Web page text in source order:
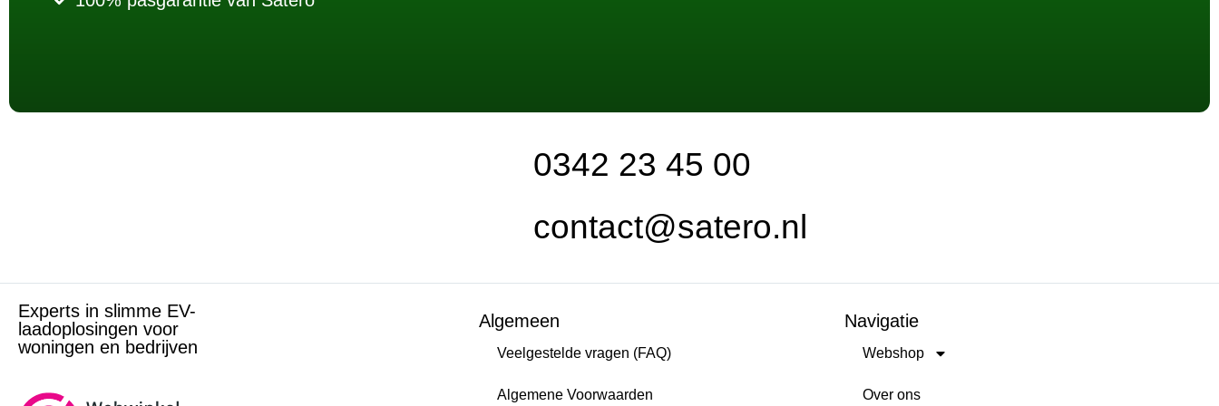
0342 23 45 00
contact@satero.nl
Experts in slimme EV-
laadoplosingen voor
woningen en bedrijven
Algemeen
Veelgestelde vragen (FAQ)
Algemene Voorwaarden
Navigatie
Webshop
Over ons